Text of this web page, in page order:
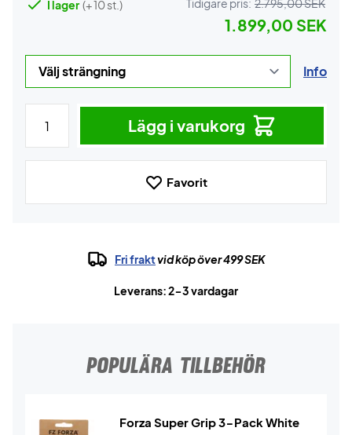
I lager (+ 10 st.) Tidigare pris: 2.795,00 SEK
1.899,00 SEK
Info
Lägg i varukorg
Favorit
Fri fraktvid köp över 499 SEK
Leverans: 2-3 vardagar
POPULÄRA TILLBEHÖR
Forza Super Grip 3-Pack White